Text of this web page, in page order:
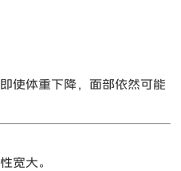
使体重下降，面部依然可能
宽大。